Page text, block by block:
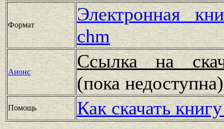
Формат
Электронная
chm
Анонс
Ссылка на
(пока
Помощь Как скачать